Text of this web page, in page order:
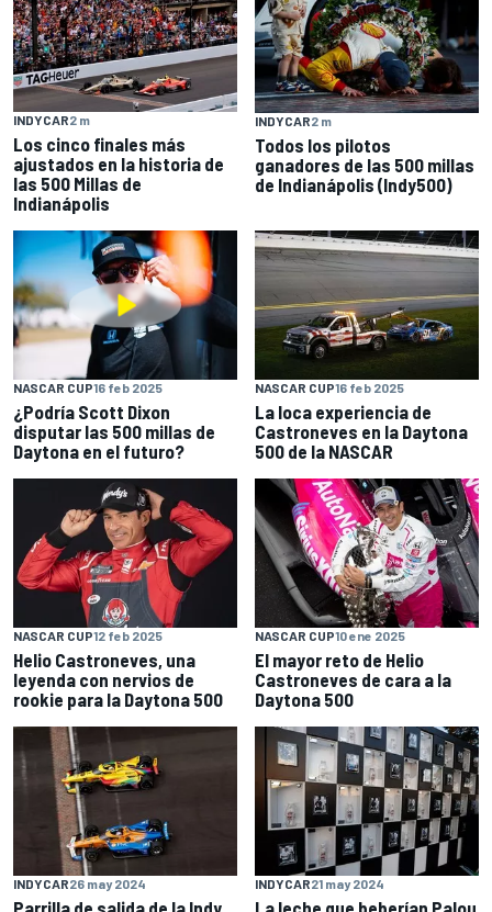
INDYCAR2 m
Los cinco finales más
ajustados en la historia de
las 500 Millas de
Indianápolis
INDYCAR2 m
Todos los pilotos
ganadores de las 500 millas
de Indianápolis (Indy500)
NASCAR CUP16 feb 2025
¿Podría Scott Dixon
disputar las 500 millas de
Daytona en el futuro?
NASCAR CUP16 feb 2025
La loca experiencia de
Castroneves en la Daytona
500 de la NASCAR
NASCAR CUP12 feb 2025
Helio Castroneves, una
leyenda con nervios de
rookie para la Daytona 500
NASCAR CUP10 ene 2025
El mayor reto de Helio
Castroneves de cara a la
Daytona 500
INDYCAR26 may 2024 INDYCAR21 may 2024